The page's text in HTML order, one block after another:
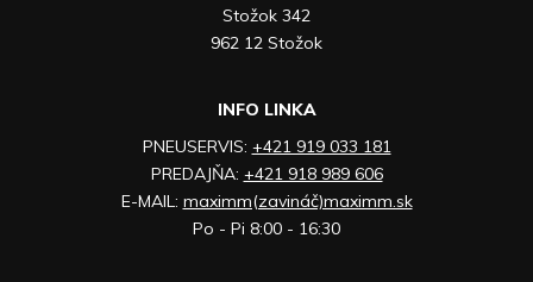
Stožok 342
962 12 Stožok
INFO LINKA
PNEUSERVIS: +421 919 033 181
PREDAJŇA: +421 918 989 606
E-MAIL: maximm(zavináč)maximm.sk
Po - Pi 8:00 - 16:30